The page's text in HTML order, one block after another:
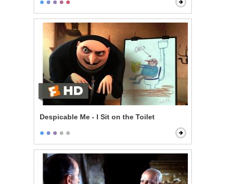
Despicable Me - I Sit on the Toilet